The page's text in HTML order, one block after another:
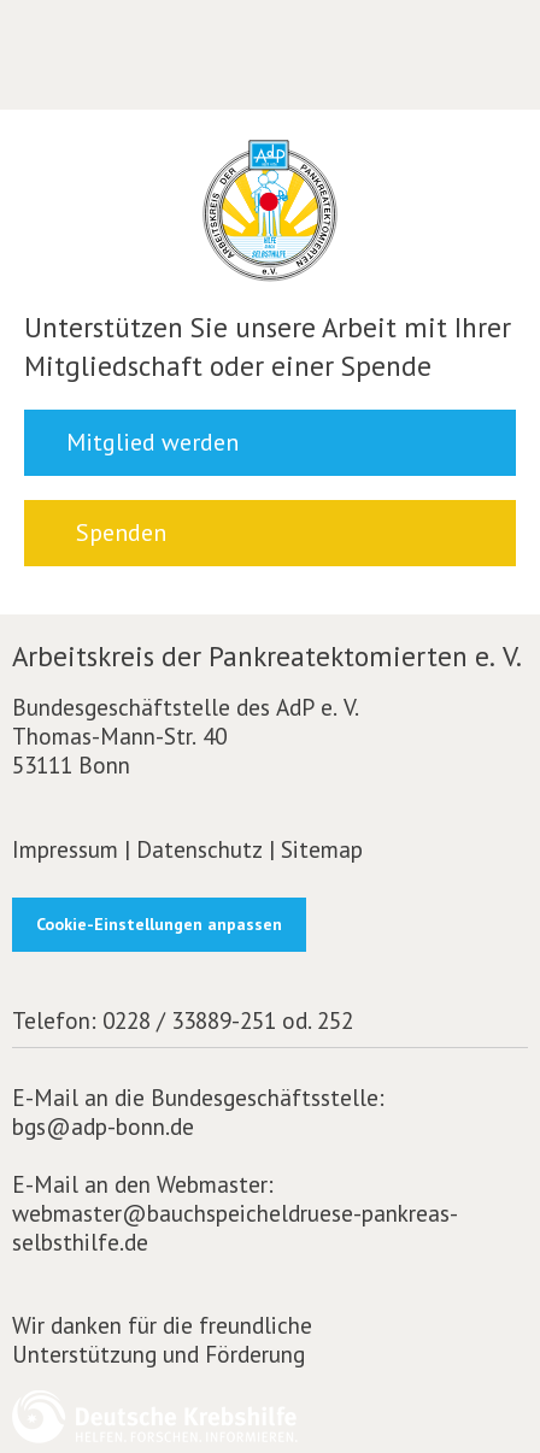
Unterstützen Sie unsere Arbeit mit Ihrer
Mitgliedschaft oder einer Spende
Mitglied werden
Spenden
Arbeitskreis der Pankreatektomierten e. V.
Bundesgeschäftstelle des AdP e. V.
Thomas-Mann-Str. 40
53111 Bonn
Impressum | Datenschutz | Sitemap
Cookie-Einstellungen anpassen
Telefon: 0228 / 33889-251 od. 252
E-Mail an die Bundesgeschäftsstelle:
bgs@adp-bonn.de
E-Mail an den Webmaster:
webmaster@bauchspeicheldruese-pankreas-
selbsthilfe.de
Wir danken für die freundliche
Unterstützung und Förderung